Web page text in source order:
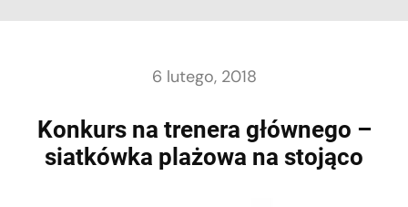
6 lutego, 2018
Konkurs na trenera głównego –
siatkówka plażowa na stojąco